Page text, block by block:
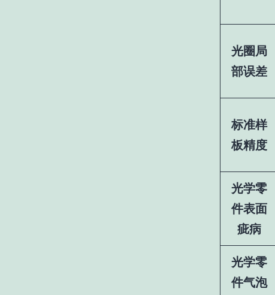
光圈局
部误差
标准样
板精度
光学零
件表面
疵病
光学零
件气泡